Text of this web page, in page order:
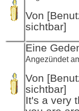
Von
sichtbar]
Eine
Angezündet
Von
sichtbar]
It's a very